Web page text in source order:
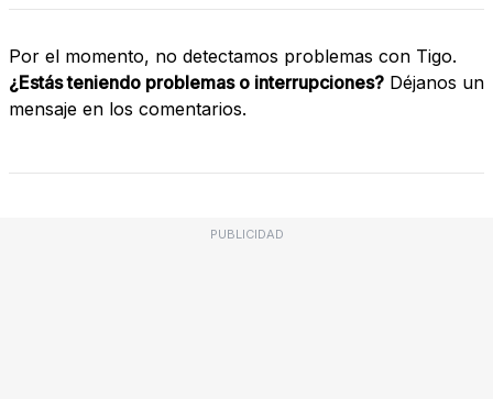
Por el momento, no detectamos problemas con Tigo.
¿Estás teniendo problemas o interrupciones? Déjanos un
mensaje en los comentarios.
PUBLICIDAD